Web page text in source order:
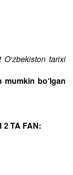
tarixi
mumkin bo‘lgan
2 TA FAN: